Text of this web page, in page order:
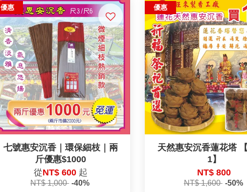
優惠
七號惠安沉香｜環保細枝｜兩
斤優惠$1000
從NT$ 600 起
NT$ 1,000 -40%
優惠
天然惠安沉香蓮花塔
1】
NT$ 800
NT$ 1,600 -50%